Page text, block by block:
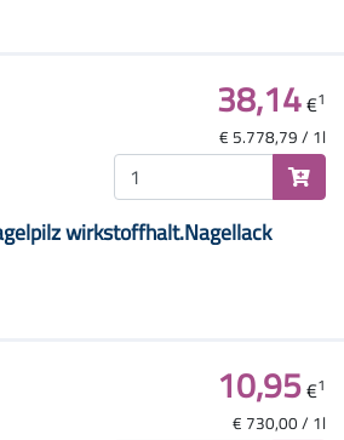
wirkstoffhalt.Nagellack
38,14€1
€ 5.778,79 / 1l
10,95€1
€ 730,00 / 1l